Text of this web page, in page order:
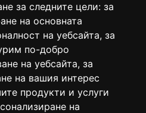
за следните цели: за
на основната
на уебсайта, за
по-добро
на уебсайта, за
на вашия интерес
продукти и услуги
на